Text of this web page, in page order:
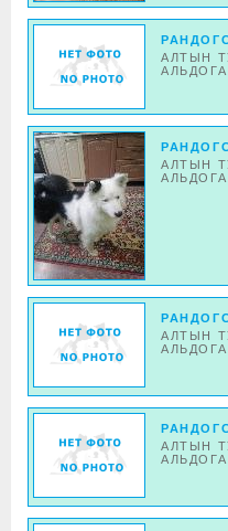
АЛТЫН
АЛТЫН
АЛТЫН
АЛТЫН